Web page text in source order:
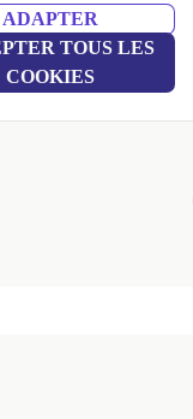
ADAPTER
TOUS LES
COOKIES
n’a été